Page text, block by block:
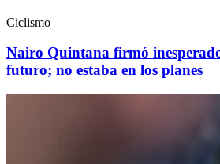
Ciclismo
Nairo Quintana firmó
futuro; no estaba en los planes